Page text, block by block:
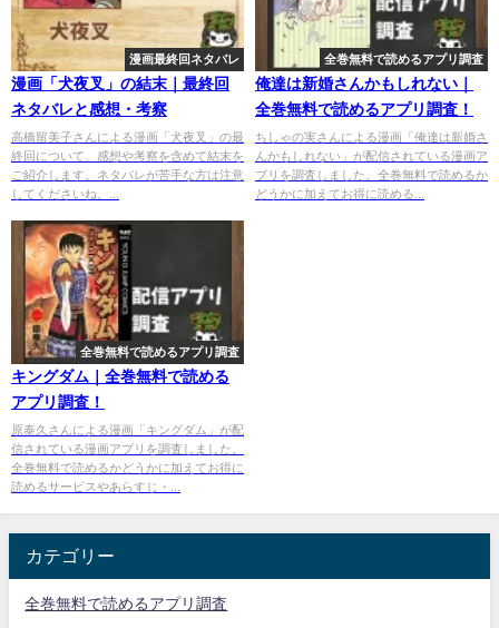
漫画最終回ネタバレ
漫画「犬夜叉」の結末｜最終回
ネタバレと感想・考察
高橋留美子さんによる漫画「犬夜叉」の最
終回について、感想や考察を含めて結末を
ご紹介します。ネタバレが苦手な方は注意
してくださいね。...
全巻無料で読めるアプリ調査
俺達は新婚さんかもしれない｜
全巻無料で読めるアプリ調査！
ちしゃの実さんによる漫画「俺達は新婚さ
んかもしれない」が配信されている漫画ア
プリを調査しました。全巻無料で読めるか
どうかに加えてお得に読める...
全巻無料で読めるアプリ調査
キングダム｜全巻無料で読める
アプリ調査！
原泰久さんによる漫画「キングダム」が配
信されている漫画アプリを調査しました。
全巻無料で読めるかどうかに加えてお得に
読めるサービスやあらすじ・...
カテゴリー
全巻無料で読めるアプリ調査